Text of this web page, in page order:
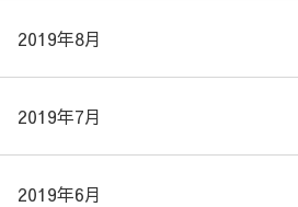
2019年8月
2019年7月
2019年6月